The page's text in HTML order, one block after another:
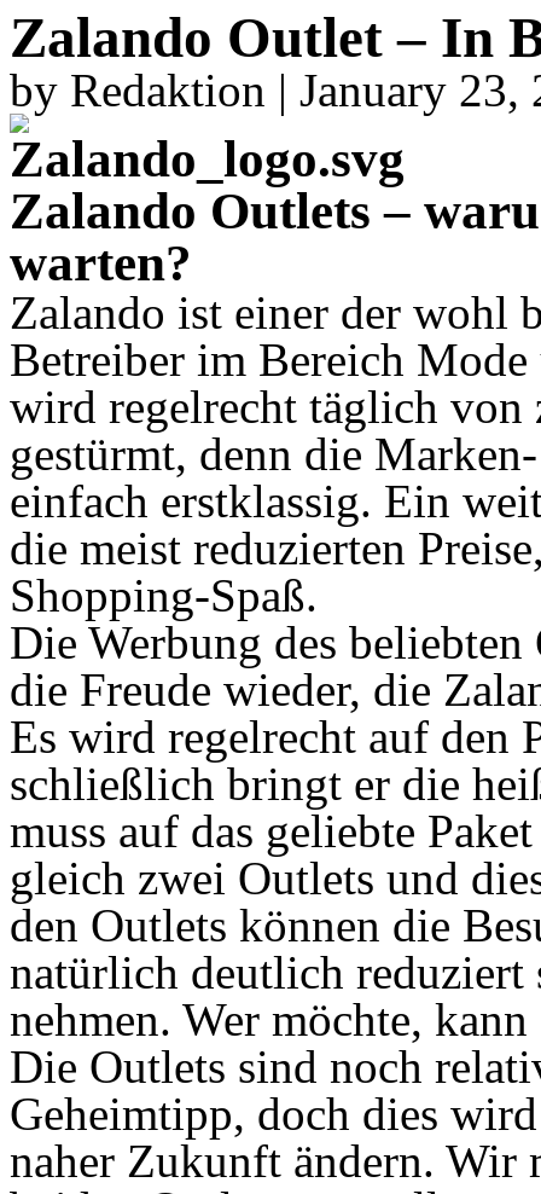
Zalando Outlet – In
by Redaktion | January 23,
Zalando Outlets –
warten?
Zalando ist einer der wohl
Betreiber im Bereich
wird regelrecht täglich von
gestürmt, denn die
einfach erstklassig. Ein
die meist reduzierten
Shopping-Spaß.
Die Werbung des
die Freude wieder, die
Es wird regelrecht auf den
schließlich bringt er die
muss auf das geliebte
gleich zwei Outlets und
den Outlets können die
natürlich deutlich reduziert
nehmen. Wer möchte,
Die Outlets sind noch
Geheimtipp, doch dies
naher Zukunft ändern. Wir